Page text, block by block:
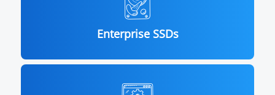
Enterprise SSDs